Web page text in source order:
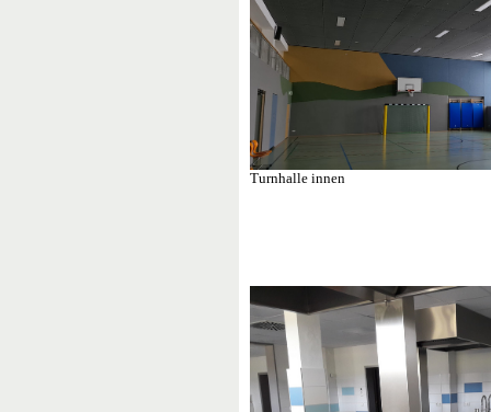
Turnhalle innen